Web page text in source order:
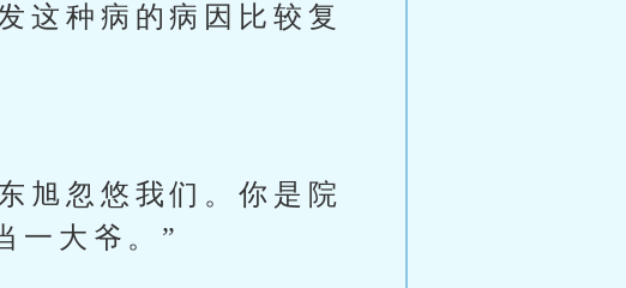
这种病的病因比较复
旭忽悠我们。你是院
一大爷。”